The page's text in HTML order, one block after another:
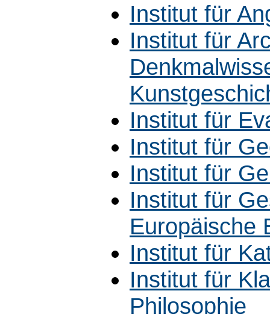
Institut für
Institut für
Institut für
Institut für
Institut für
Institut für
Europäische
Institut für
Institut für
Philosophie